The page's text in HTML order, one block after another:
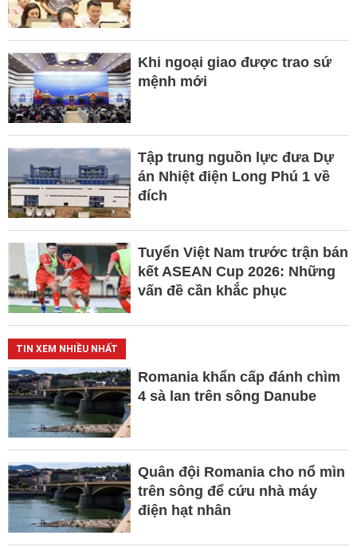
Khi ngoại giao được trao sứ
mệnh mới
Tập trung nguồn lực đưa Dự
án Nhiệt điện Long Phú 1 về
đích
Tuyển Việt Nam trước trận bán
kết ASEAN Cup 2026: Những
vấn đề cần khắc phục
TIN XEM NHIỀU NHẤT
Romania khẩn cấp đánh chìm
4 sà lan trên sông Danube
Quân đội Romania cho nổ mìn
trên sông để cứu nhà máy
điện hạt nhân